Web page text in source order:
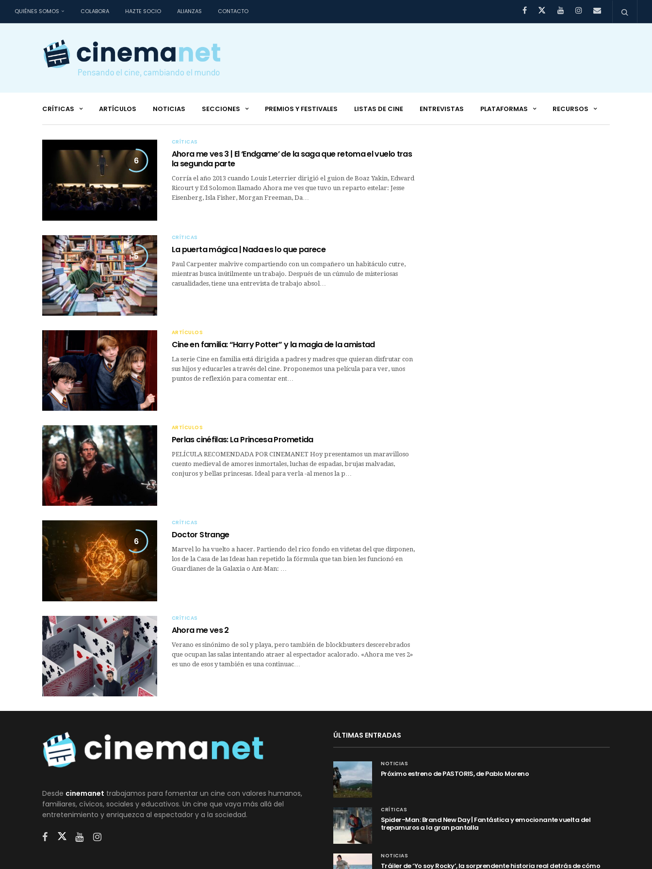
QUIÉNES SOMOS COLABORA HAZTE SOCIO ALIANZAS CONTACTO
CRÍTICAS ARTÍCULOS NOTICIAS SECCIONES PREMIOS Y FESTIVALES LISTAS DE CINE ENTREVISTAS PLATAFORMAS RECURSOS
6
CRÍTICAS
Ahora me ves 3 | El ‘Endgame’ de la saga que retoma el vuelo tras
la segunda parte
Corría el año 2013 cuando Louis Leterrier dirigió el guion de Boaz Yakin, Edward
Ricourt y Ed Solomon llamado Ahora me ves que tuvo un reparto estelar: Jesse
Eisenberg, Isla Fisher, Morgan Freeman, Da…
5
CRÍTICAS
La puerta mágica | Nada es lo que parece
Paul Carpenter malvive compartiendo con un compañero un habitáculo cutre,
mientras busca inútilmente un trabajo. Después de un cúmulo de misteriosas
casualidades, tiene una entrevista de trabajo absol…
ARTÍCULOS
Cine en familia: “Harry Potter” y la magia de la amistad
La serie Cine en familia está dirigida a padres y madres que quieran disfrutar con
sus hijos y educarles a través del cine. Proponemos una película para ver, unos
puntos de reflexión para comentar ent…
ARTÍCULOS
Perlas cinéfilas: La Princesa Prometida
PELÍCULA RECOMENDADA POR CINEMANET Hoy presentamos un maravilloso
cuento medieval de amores inmortales, luchas de espadas, brujas malvadas,
conjuros y bellas princesas. Ideal para verla -al menos la p…
6
CRÍTICAS
Doctor Strange
Marvel lo ha vuelto a hacer. Partiendo del rico fondo en viñetas del que disponen,
los de la Casa de las Ideas han repetido la fórmula que tan bien les funcionó en
Guardianes de la Galaxia o Ant-Man: …
CRÍTICAS
Ahora me ves 2
Verano es sinónimo de sol y playa, pero también de blockbusters descerebrados
que ocupan las salas intentando atraer al espectador acalorado. «Ahora me ves 2»
es uno de esos y también es una continuac…
Desde cinemanet trabajamos para fomentar un cine con valores humanos,
familiares, cívicos, sociales y educativos. Un cine que vaya más allá del
entretenimiento y enriquezca al espectador y a la sociedad.
ÚLTIMAS ENTRADAS
NOTICIAS
Próximo estreno de PASTORIS, de Pablo Moreno
CRÍTICAS
Spider-Man: Brand New Day | Fantástica y emocionante vuelta del
trepamuros a la gran pantalla
NOTICIAS
Tráiler de ‘Yo soy Rocky’, la sorprendente historia real detrás de cómo